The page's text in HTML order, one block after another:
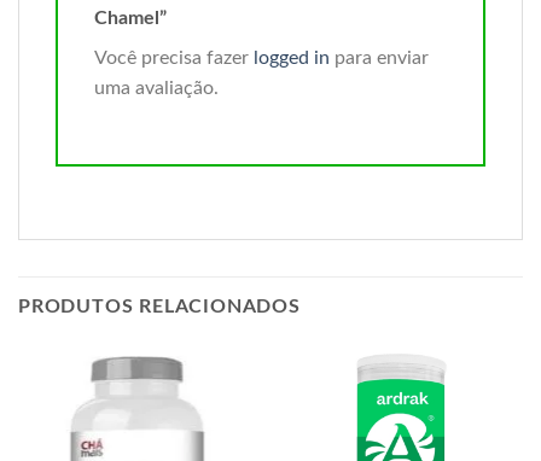
Chamel”
Você precisa fazer logged in para enviar
uma avaliação.
PRODUTOS RELACIONADOS